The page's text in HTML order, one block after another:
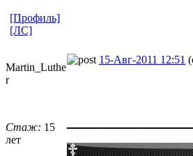
[Профиль]
[ЛС]
Martin_Luthe
r
Стаж: 15
лет
15-Авг-2011 12:51